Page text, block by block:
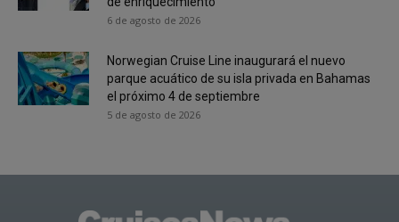
6 de agosto de 2026
Norwegian Cruise Line inaugurará el nuevo
parque acuático de su isla privada en Bahamas
el próximo 4 de septiembre
5 de agosto de 2026